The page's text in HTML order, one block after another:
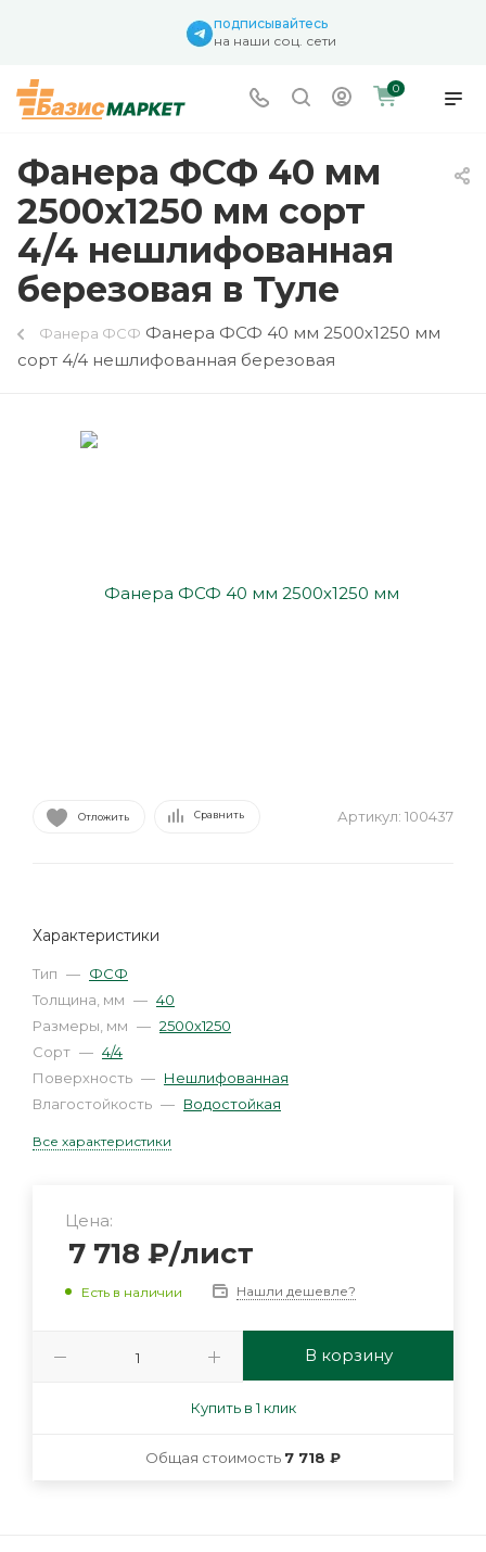
подписывайтесь
на наши соц. сети
0
Фанера ФСФ 40 мм
2500х1250 мм сорт
4/4 нешлифованная
березовая в Туле
Фанера ФСФ Фанера ФСФ 40 мм 2500х1250 мм
сорт 4/4 нешлифованная березовая
Отложить Сравнить Артикул: 100437
Характеристики
Тип — ФСФ
Толщина, мм — 40
Размеры, мм — 2500х1250
Сорт — 4/4
Поверхность — Нешлифованная
Влагостойкость — Водостойкая
Все характеристики
Цена:
7 718 ₽/лист
Есть в наличии Нашли дешевле?
В корзину
Купить в 1 клик
Общая стоимость 7 718 ₽